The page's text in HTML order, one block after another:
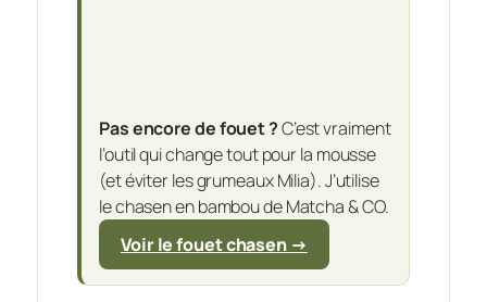
Pas encore de fouet ?C’est vraiment
l’outil qui change tout pour la mousse
(et éviter les grumeaux Milia). J’utilise
le chasen en bambou de Matcha & CO.
Voir le fouet chasen →